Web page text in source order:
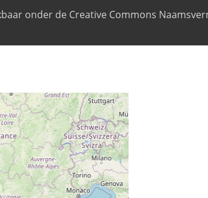
onder de Creative Commons